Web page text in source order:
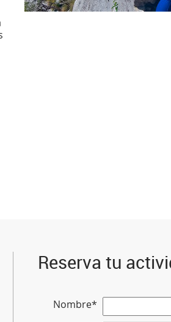
Reserva tu
Nombre*